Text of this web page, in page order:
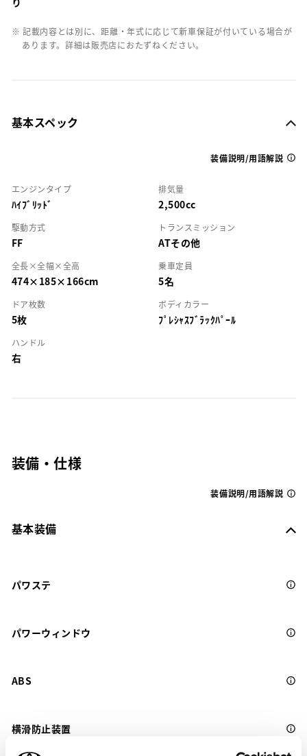
※ 記載内容とは別に、距離・年式に応じて新車保証が付いている場合が
あります。詳細は販売店におたずねください。
基本スペック
装備説明/用語解説
エンジンタイプ
ﾊｲﾌﾞﾘｯﾄﾞ
排気量
2,500cc
駆動方式
FF
トランスミッション
ATその他
全長×全幅×全高
474×185×166cm
乗車定員
5名
ドア枚数
5枚
ボディカラー
ﾌﾟﾚｼｬｽﾌﾞﾗｯｸﾊﾟｰﾙ
ハンドル
右
装備・仕様
装備説明/用語解説
基本装備
パワステ
パワーウィンドウ
ABS
横滑防止装置